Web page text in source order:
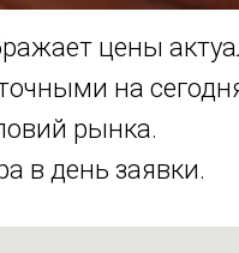
цены
на
рынка.
в день заявки.